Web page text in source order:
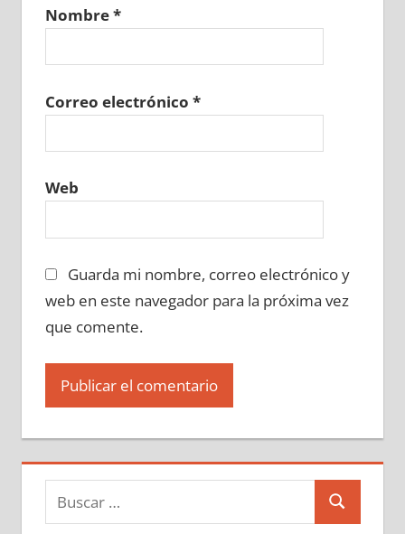
Nombre*
Correo electrónico *
Web
Guarda mi nombre, correo electrónico y
web en este navegador para la próxima vez
que comente.
Buscar